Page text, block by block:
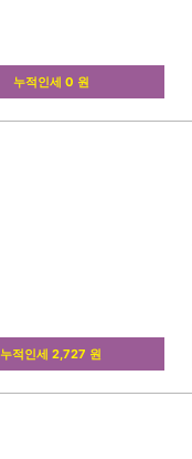
누적인세 0 원
누적인세 2,727 원